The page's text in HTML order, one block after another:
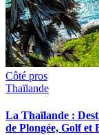
Côté pros
Thaïlande
La Thaïlande :
de Plongée, Golf et